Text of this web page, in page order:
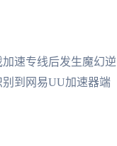
速专线后发生魔幻逆
到网易UU加速器端